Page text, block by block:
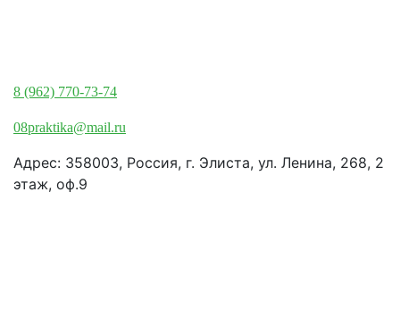
8 (962) 770-73-74
08praktika@mail.ru
Адрес:​ 358003, Россия, г. Элиста, ул. Ленина, 268, 2
этаж, оф.9